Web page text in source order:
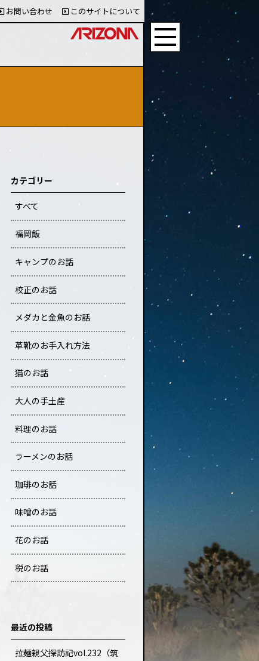
お問い合わせ このサイトについて
カテゴリー
すべて
福岡飯
キャンプのお話
校正のお話
メダカと金魚のお話
革靴のお手入れ方法
猫のお話
大人の手土産
料理のお話
ラーメンのお話
珈琲のお話
味噌のお話
花のお話
税のお話
最近の投稿
拉麺親父探訪記vol.232（筑